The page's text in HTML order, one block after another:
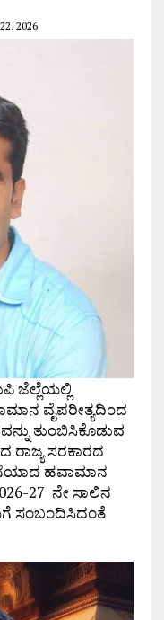
2026
ಜೆಲ್ಲೆಯಲ್ಲಿ
ವೈಪರೀತ್ಯದಿಂದ
ತುಂಬಿಸಿಕೊಡುವ
ರಾಜ್ಯ ಸರಕಾರದ
ಹವಾಮಾನ
27 ನೇ ಸಾಲಿನ
ಸಂಬಂದಿಸಿದಂತೆ